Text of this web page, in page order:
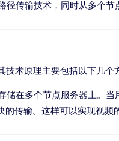
径传输技术，同时从多个节
术原理主要包括以下几个
储在多个节点服务器上。当
的传输。这样可以实现视频